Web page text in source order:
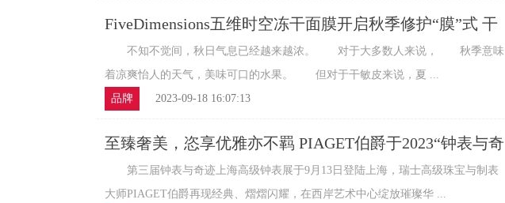
FiveDimensions五维时空冻干面膜开启秋季修护“膜”式 干
不知不觉间，秋日气息已经越来越浓。 对于大多数人来说， 秋季意味
着凉爽怡人的天气，美味可口的水果。 但对于干敏皮来说，夏 ...
品牌
2023-09-18 16:07:13
至臻奢美，恣享优雅亦不羁 PIAGET伯爵于2023“钟表与奇
第三届钟表与奇迹上海高级钟表展于9月13日登陆上海，瑞士高级珠宝与制表
大师PIAGET伯爵再现经典、熠熠闪耀，在西岸艺术中心绽放璀璨华 ...